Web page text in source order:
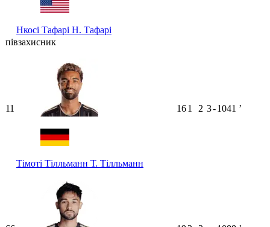
Нкосі Тафарі Н. Тафарі
півзахисник
11
Тімоті Тілльманн Т. Тілльманн
161 2 3-1041 ʼ